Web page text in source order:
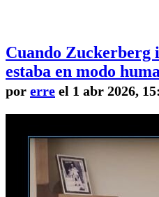
Cuando Zuckerberg
estaba en modo
por erre el 1 abr 2026,